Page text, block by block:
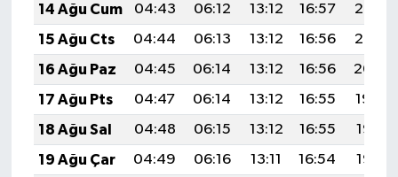
14 Ağu Cum
04:43 06:12 13:12 16:57
20:03
15 Ağu Cts
04:44 06:13 13:12 16:56
20:02
16 Ağu Paz
04:45 06:14 13:12 16:56
20:00
17 Ağu Pts
04:47 06:14 13:12 16:55
19:59
18 Ağu Sal
04:48 06:15 13:12 16:55
19:58
19 Ağu Çar
04:49 06:16 13:11 16:54
19:57